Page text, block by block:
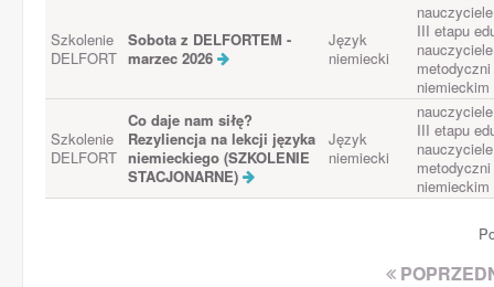
Szkolenie
DELFORT
Sobota z DELFORTEM -
marzec 2026
Język
niemiecki
III etapu
niemieckim
Szkolenie
DELFORT
Co daje nam siłę?
Rezyliencja na lekcji języka
niemieckiego (SZKOLENIE
STACJONARNE)
Język
niemiecki
III etapu
niemieckim